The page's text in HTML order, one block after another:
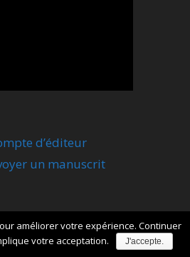
d’éditeur
un manuscrit
améliorer votre expérience. Continuer
votre acceptation.
J'accepte.